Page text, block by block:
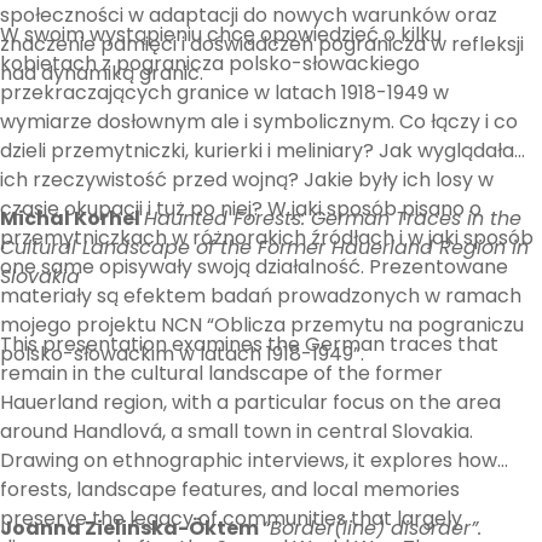
społeczności w adaptacji do nowych warunków oraz
znaczenie pamięci i doświadczeń pogranicza w refleksji
nad dynamiką granic.
W swoim wystąpieniu chcę opowiedzieć o kilku
kobietach z pogranicza polsko-słowackiego
przekraczających granice w latach 1918-1949 w
wymiarze dosłownym ale i symbolicznym. Co łączy i co
dzieli przemytniczki, kurierki i meliniary? Jak wyglądała
ich rzeczywistość przed wojną? Jakie były ich losy w
czasie okupacji i tuż po niej? W jaki sposób pisano o
przemytniczkach w różnorakich źródłach i w jaki sposób
one same opisywały swoją działalność. Prezentowane
materiały są efektem badań prowadzonych w ramach
mojego projektu NCN “Oblicza przemytu na pograniczu
polsko-słowackim w latach 1918-1949”.
Michal KorhelHaunted Forests: German Traces in the
Cultural Landscape of the Former Hauerland Region in
Slovakia
This presentation examines the German traces that
remain in the cultural landscape of the former
Hauerland region, with a particular focus on the area
around Handlová, a small town in central Slovakia.
Drawing on ethnographic interviews, it explores how
forests, landscape features, and local memories
preserve the legacy of communities that largely
Joanna Zielińska-Öktem“Border(line) disorder”.